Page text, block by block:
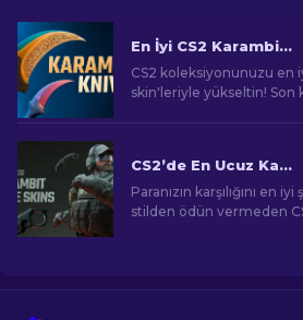
En İyi CS2 Karambit Bıçağı Skin'leri
CS2 koleksiyonunuzu en
skin'leriyle yükseltin! Son
CS2’de En Ucuz Karambit Bıçak Kaplamaları [2026]
Paranızın karşılığını en
stilden ödün vermeden